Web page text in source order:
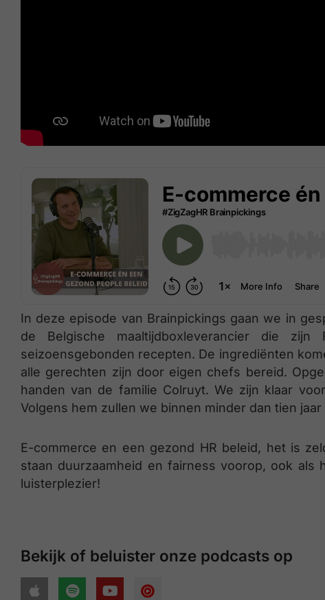
In deze episode van Brainpickings gaan we in
de Belgische maaltijdboxleverancier die
seizoensgebonden recepten. De ingrediënten
alle gerechten zijn door eigen chefs bereid.
handen van de familie Colruyt. We zijn klaar
Volgens hem zullen we binnen minder dan tien
E-commerce en een gezond HR beleid, het is
staan duurzaamheid en fairness voorop, ook als
luisterplezier!
Bekijk of beluister onze podcasts op